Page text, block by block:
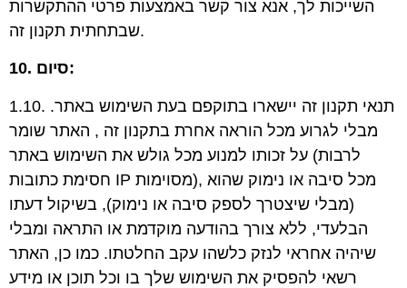
השייכות לך, אנא צור קשר באמצעות פרטי ההתקשרות
שבתחתית תקנון זה.
10. סיום:
1.10. תנאי תקנון זה יישארו בתוקפם בעת השימוש באתר.
מבלי לגרוע מכל הוראה אחרת בתקנון זה , האתר שומר
על זכותו למנוע מכל גולש את השימוש באתר (לרבות
חסימת כתובות IP מסוימות), מכל סיבה או נימוק שהוא
(מבלי שיצטרך לספק סיבה או נימוק), בשיקול דעתו
הבלעדי, ללא צורך בהודעה מוקדמת או התראה ומבלי
שיהיה אחראי לנזק כלשהו עקב החלטתו. כמו כן, האתר
רשאי להפסיק את השימוש שלך בו וכל תוכן או מידע